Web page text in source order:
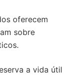
oferecem
sobre
a vida útil